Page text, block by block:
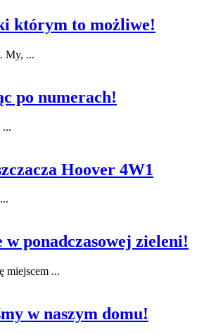
którym to możliwe!
My, ...
po numerach!
...
Hoover 4W1
ponadczasowej zieleni!
miejscem ...
w naszym domu!